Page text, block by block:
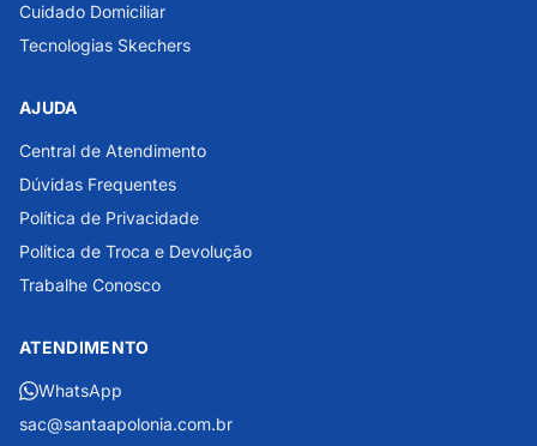
Cuidado Domiciliar
Tecnologias Skechers
AJUDA
Central de Atendimento
Dúvidas Frequentes
Política de Privacidade
Política de Troca e Devolução
Trabalhe Conosco
ATENDIMENTO
WhatsApp
sac@santaapolonia.com.br